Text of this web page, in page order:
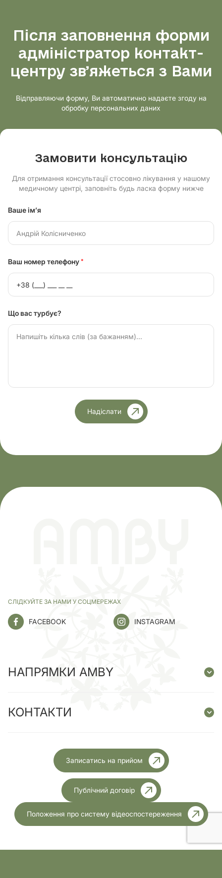
Після заповнення форми
адміністратор контакт-
центру звʼяжеться з Вами
Відправляючи форму, Ви автоматично надаєте згоду на
обробку персональних даних
Замовити консультацію
Для отримання консультації стосовно лікування у нашому
медичному центрі, заповніть будь ласка форму нижче
Ваше ім’я
Ваш номер телефону *
Що вас турбує?
Надіслати
СЛІДКУЙТЕ ЗА НАМИ У СОЦМЕРЕЖАХ
FACEBOOK INSTAGRAM
НАПРЯМКИ AMBY
КОНТАКТИ
Записатись на прийом
Публічний договір
Положення про систему відеоспостереження